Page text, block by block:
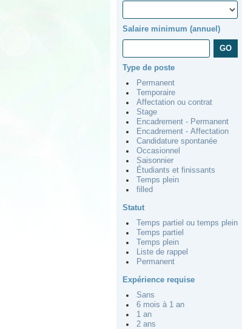
Salaire minimum (annuel)
Type de poste
Permanent
Temporaire
Affectation ou contrat
Stage
Encadrement - Permanent
Encadrement - Affectation
Candidature spontanée
Occasionnel
Saisonnier
Étudiants et finissants
Temps plein
filled
Statut
Temps partiel ou temps plein
Temps partiel
Temps plein
Liste de rappel
Permanent
Expérience requise
Sans
6 mois à 1 an
1 an
2 ans